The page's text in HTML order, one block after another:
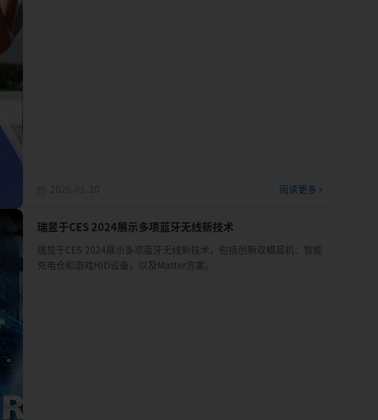
阅读更多
瑞昱于CES 2024展示多项蓝牙无线新技术
瑞昱于CES 2024展示多项蓝牙无线新技术，包括创新双模耳机、智能
充电仓和游戏HID设备，以及Matter方案。